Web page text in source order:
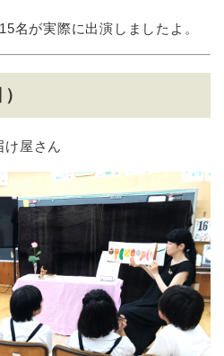
名が実際に出演しましたよ。
け屋さん